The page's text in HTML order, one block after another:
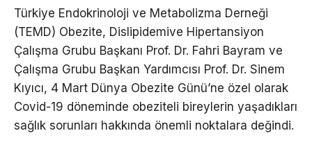
Türkiye Endokrinoloji ve Metabolizma Derneği
(TEMD) Obezite, Dislipidemive Hipertansiyon
Çalışma Grubu Başkanı Prof. Dr. Fahri Bayram ve
Çalışma Grubu Başkan Yardımcısı Prof. Dr. Sinem
Kıyıcı, 4 Mart Dünya Obezite Günü’ne özel olarak
Covid-19 döneminde obeziteli bireylerin yaşadıkları
sağlık sorunları hakkında önemli noktalara değindi.